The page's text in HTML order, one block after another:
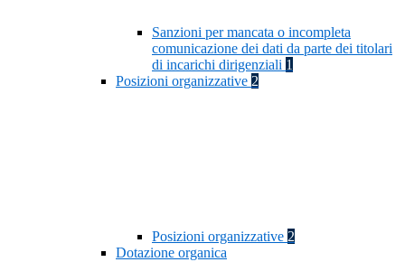
Sanzioni per mancata o incompleta
comunicazione dei dati da parte dei titolari
di incarichi dirigenziali 1
Posizioni organizzative 2
Posizioni organizzative 2
Dotazione organica